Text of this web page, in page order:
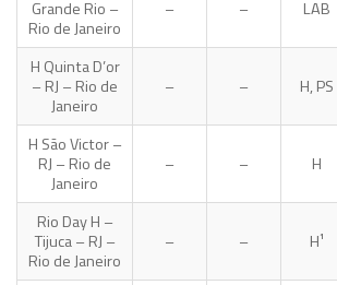
Grande Rio –
Rio de Janeiro
– – LAB
H Quinta D’or
– RJ – Rio de
Janeiro
– – H, PS
H São Victor –
RJ – Rio de
Janeiro
– – H
Rio Day H –
Tijuca – RJ –
Rio de Janeiro
– – H¹